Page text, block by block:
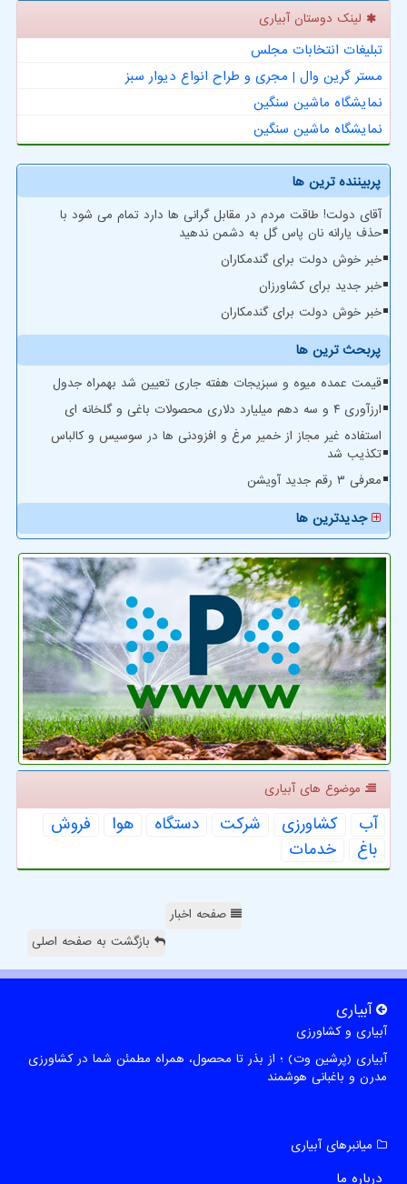
لینک دوستان آبیاری
تبلیغات انتخابات مجلس
مستر گرین وال | مجری و طراح انواع دیوار سبز
نمایشگاه ماشین سنگین
نمایشگاه ماشین سنگین
پربیننده ترین ها
آقای دولت! طاقت مردم در مقابل گرانی ها دارد تمام می شود با
حذف یارانه نان پاس گل به دشمن ندهید
خبر خوش دولت برای گندمکاران
خبر جدید برای کشاورزان
خبر خوش دولت برای گندمکاران
پربحث ترین ها
قیمت عمده میوه و سبزیجات هفته جاری تعیین شد بهمراه جدول
ارزآوری ۴ و سه دهم میلیارد دلاری محصولات باغی و گلخانه ای
استفاده غیر مجاز از خمیر مرغ و افزودنی ها در سوسیس و کالباس
تکذیب شد
معرفی ۳ رقم جدید آویشن
جدیدترین ها
موضوع های آبیاری
آب كشاورزی شركت دستگاه هوا
فروش
باغ
خدمات
صفحه اخبار
بازگشت به صفحه اصلی
آبیاری
آبیاری و کشاورزی
آبیاری (پرشین وت) ؛ از بذر تا محصول، همراه مطمئن شما در کشاورزی
مدرن و باغبانی هوشمند
میانبرهای آبیاری
درباره ما